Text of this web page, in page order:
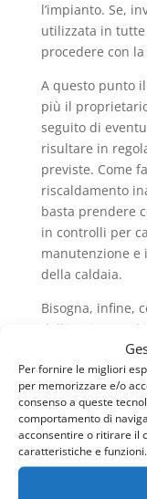
Per fornire le migliori
per memorizzare e/o
consenso a queste
comportamento di
acconsentire o ritirare il
caratteristiche e funzioni.
l’impianto. Se,
utilizzata in
procedere con
A questo punto
più il
seguito di
risultare in
previste. Come
riscaldamento
basta prendere
in controlli per
manutenzione
della caldaia.
Bisogna, infine,
dell’impianto.
supportato
appunto perché
professionisti
costante verso il
eventuali
Pronto
è sempre